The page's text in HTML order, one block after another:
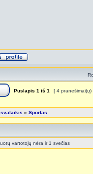
Puslapis 1 iš 1 [ 4 pranešimai(ų)
» Sportas
vartotojų nėra ir 1 svečias